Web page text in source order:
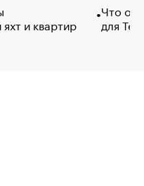
и квартир
Что
для